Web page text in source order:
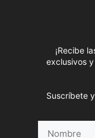
¡Recibe
exclusivos
Suscríbete